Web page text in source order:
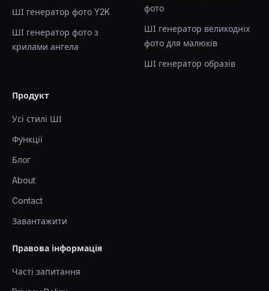
ШІ генератор фото Y2K
ШІ генератор фото з
крилами ангела
фото
ШІ генератор великодніх
фото для малюків
ШІ генератор образів
Продукт
Усі стилі ШІ
Функції
Блог
About
Contact
Завантажити
Правова інформація
Часті запитання